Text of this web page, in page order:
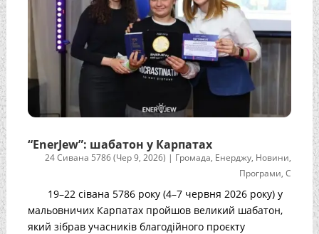
“EnerJew”: шабатон у Карпатах
24 Сивана 5786 (Чер 9, 2026) | Громада, Енерджу, Новини,
Програми,С
19–22 сівана 5786 року (4–7 червня 2026 року) у
мальовничих Карпатах пройшов великий шабатон,
який зібрав учасників благодійного проєкту